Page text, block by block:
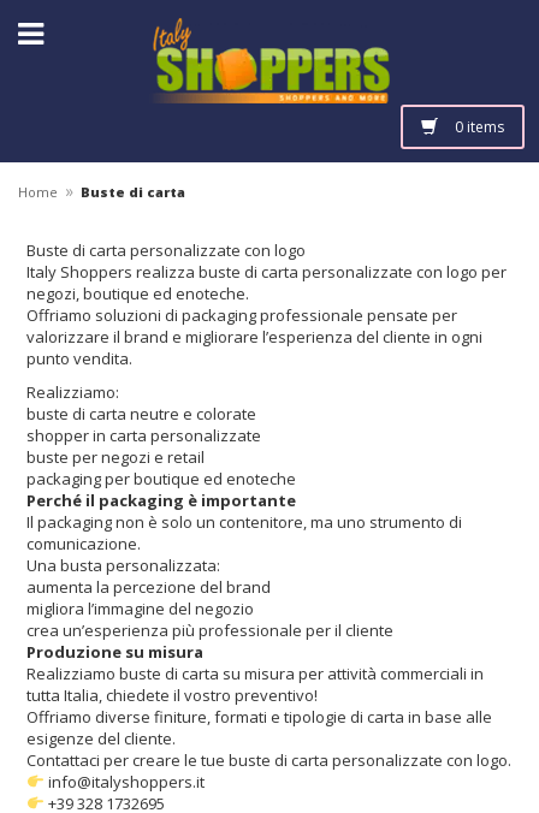
0 items
Home » Buste di carta
Buste di carta personalizzate con logo
Italy Shoppers⁠ realizza buste di carta personalizzate con logo per
negozi, boutique ed enoteche.
Offriamo soluzioni di packaging professionale pensate per
valorizzare il brand e migliorare l’esperienza del cliente in ogni
punto vendita.
Realizziamo:
buste di carta neutre e colorate
shopper in carta personalizzate
buste per negozi e retail
packaging per boutique ed enoteche
Perché il packaging è importante
Il packaging non è solo un contenitore, ma uno strumento di
comunicazione.
Una busta personalizzata:
aumenta la percezione del brand
migliora l’immagine del negozio
crea un’esperienza più professionale per il cliente
Produzione su misura
Realizziamo buste di carta su misura per attività commerciali in
tutta Italia, chiedete il vostro preventivo!
Offriamo diverse finiture, formati e tipologie di carta in base alle
esigenze del cliente.
Contattaci per creare le tue buste di carta personalizzate con logo.
info@italyshoppers.it
+39 328 1732695